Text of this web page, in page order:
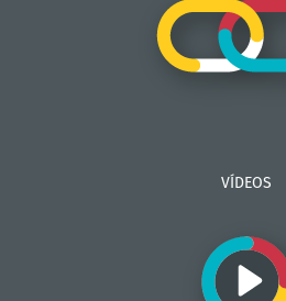
VÍDEOS